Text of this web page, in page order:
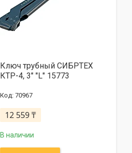
Ключ трубный СИБРТЕХ
КТР-4, 3" "L" 15773
70967
12 559 ₸
В наличии